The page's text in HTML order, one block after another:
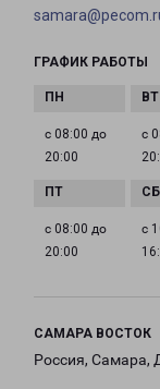
ГРАФИК РАБОТЫ
с 08:00 до
20:00
с
с 08:00 до
20:00
с
САМАРА ВОСТОК
Россия, Самара,